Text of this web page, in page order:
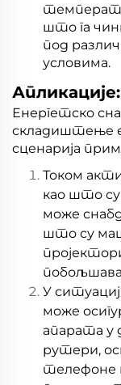
што га
под
условима.
Апликације:
Енергетско
складиштење
сценарија
Током
као што
може
што су
У
може
апарата у
рутери,
телефоне